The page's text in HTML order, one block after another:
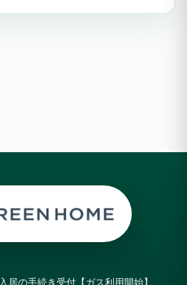
入居の手続き受付【ガス利用開始】